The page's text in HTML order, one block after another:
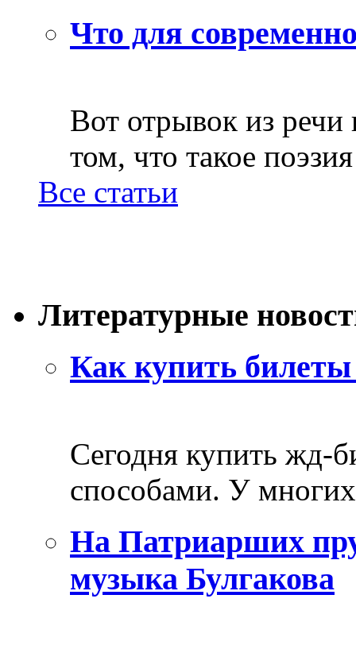
Что для
Вот отрывок из
том, что такое
Все статьи
Литературные
Как купить билеты
Сегодня купить жд-
способами. У
На Патриарших
музыка Булгакова